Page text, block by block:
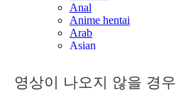
영상이 나오지 않을 경우